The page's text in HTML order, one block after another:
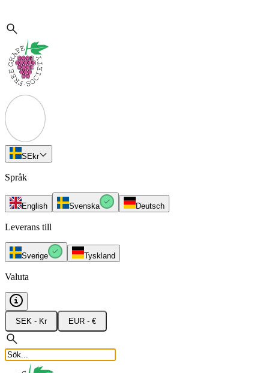
SEkr
Språk
English Svenska Deutsch
Leverans till
Sverige Tyskland
Valuta
SEK - Kr EUR - €